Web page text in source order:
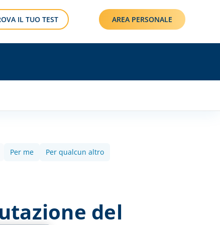
IL TUO TEST AREA PERSONALE
Per me
Per qualcun altro
del